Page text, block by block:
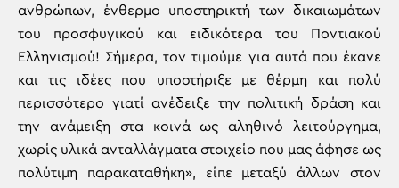
ανθρώπων, ένθερμο υποστηρικτή των δικαιωμάτων
του προσφυγικού και ειδικότερα του Ποντιακού
Ελληνισμού! Σήμερα, τον τιμούμε για αυτά που έκανε
και τις ιδέες που υποστήριξε με θέρμη και πολύ
περισσότερο γιατί ανέδειξε την πολιτική δράση και
την ανάμειξη στα κοινά ως αληθινό λειτούργημα,
χωρίς υλικά ανταλλάγματα στοιχείο που μας άφησε ως
πολύτιμη παρακαταθήκη», είπε μεταξύ άλλων στον